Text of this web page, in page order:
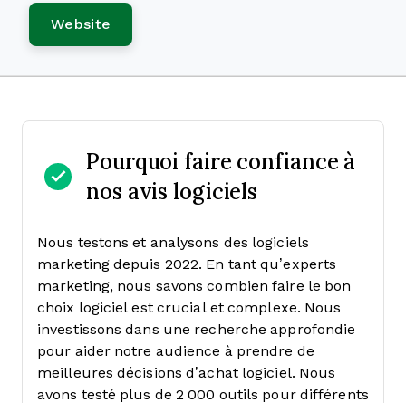
Website
Pourquoi faire confiance à
nos avis logiciels
Nous testons et analysons des logiciels
marketing depuis 2022. En tant qu’experts
marketing, nous savons combien faire le bon
choix logiciel est crucial et complexe. Nous
investissons dans une recherche approfondie
pour aider notre audience à prendre de
meilleures décisions d’achat logiciel. Nous
avons testé plus de 2 000 outils pour différents